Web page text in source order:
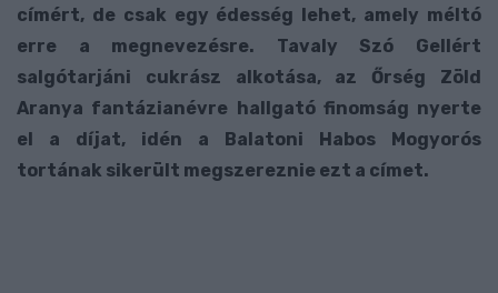
címért, de csak egy édesség lehet, amely méltó
erre a megnevezésre. Tavaly Szó Gellért
salgótarjáni cukrász alkotása, az Őrség Zöld
Aranya fantázianévre hallgató finomság nyerte
el a díjat, idén a Balatoni Habos Mogyorós
tortának sikerült megszereznie ezt a címet.